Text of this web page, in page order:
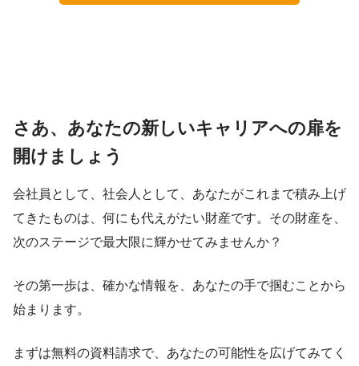
さあ、あなたの新しいキャリアへの扉を
開けましょう
会社員として、社会人として、あなたがこれまで積み上げ
てきたものは、何にも代えがたい財産です。その財産を、
次のステージで最大限に輝かせてみませんか？
その第一歩は、確かな情報を、あなたの手で掴むことから
始まります。
まずは無料の資料請求で、あなたの可能性を広げてみてく